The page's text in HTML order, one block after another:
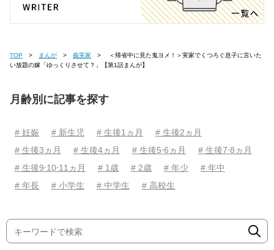
TOP まんが 義実家
い放題の嫁「ゆっくりさせて？」【第1話まんが】
月齢別に記事を探す
# 妊娠 # 新生児 # 生後1ヵ月
# 生後2ヵ月
# 生後3ヵ月
# 生後4ヵ月 # 生後5⋅6ヵ月
# 生後7⋅8ヵ月
# 生後9⋅10⋅11ヵ月
# 1歳 # 2歳 # 年少
# 年中
# 年長
# 小学生 # 中学生 # 高校生